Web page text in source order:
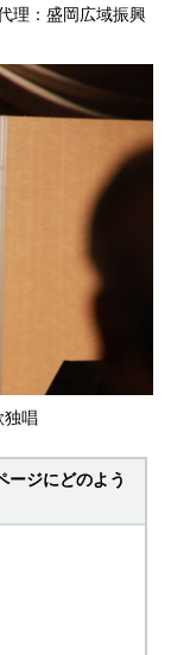
理：盛岡広域振興
独唱
ージにどのよう